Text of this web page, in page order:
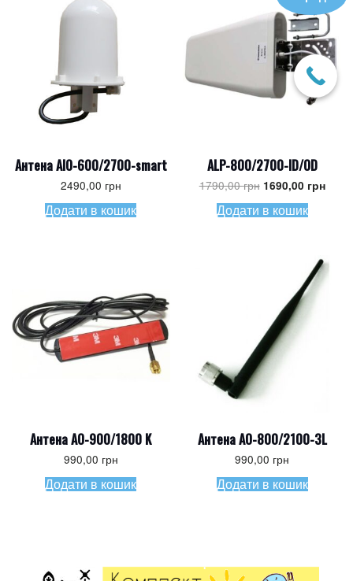
Антена AIO-600/2700-smart
2490,00 грн
Додати в кошик
ALP-800/2700-ID/OD
1790,00грн Оригінальна
1790,00 грн.
1690,00 грн
Додати в кошик
Антена AO-900/1800 K
990,00 грн
Додати в кошик
Антена AO-800/2100-3L
990,00 грн
Додати в кошик